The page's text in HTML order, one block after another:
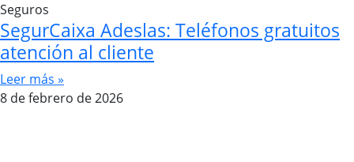
Seguros
SegurCaixa Adeslas: Teléfonos gratuitos
atención al cliente
Leer más »
8 de febrero de 2026